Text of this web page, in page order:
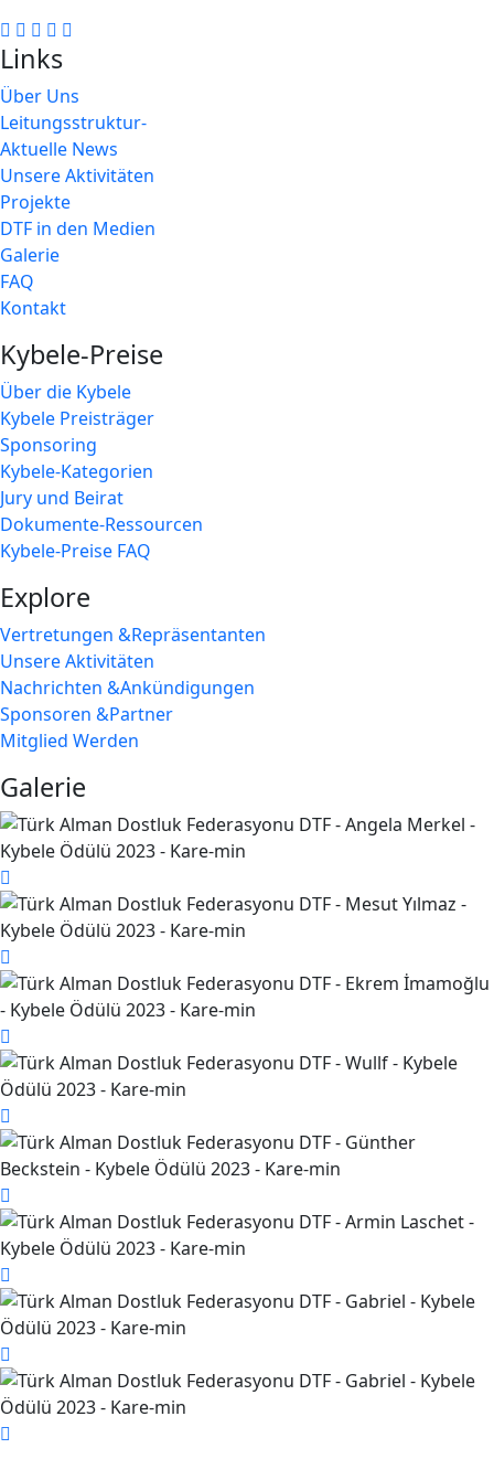
Links
Über Uns
Leitungsstruktur-
Aktuelle News
Unsere Aktivitäten
Projekte
DTF in den Medien
Galerie
FAQ
Kontakt
Kybele-Preise
Über die Kybele
Kybele Preisträger
Sponsoring
Kybele-Kategorien
Jury und Beirat
Dokumente-Ressourcen
Kybele-Preise FAQ
Explore
Vertretungen &Repräsentanten
Unsere Aktivitäten
Nachrichten &Ankündigungen
Sponsoren &Partner
Mitglied Werden
Galerie